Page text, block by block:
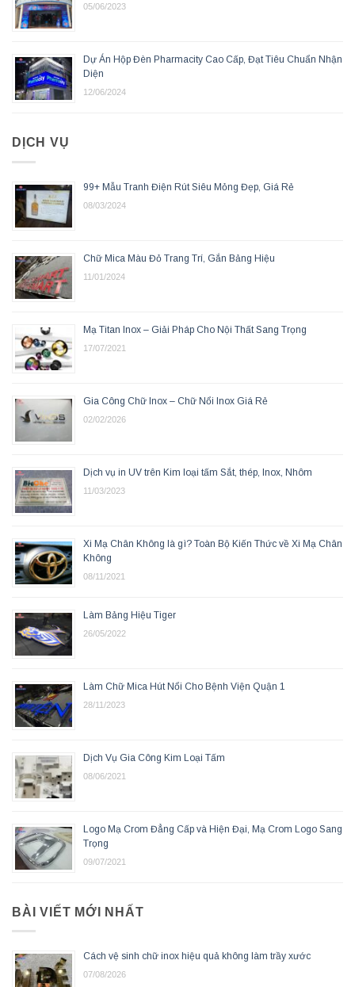
05/06/2023
Dự Án Hộp Đèn Pharmacity Cao Cấp, Đạt Tiêu Chuẩn Nhận
Diện
12/06/2024
DỊCH VỤ
99+ Mẫu Tranh Điện Rút Siêu Mỏng Đẹp, Giá Rẻ
08/03/2024
Chữ Mica Màu Đỏ Trang Trí, Gắn Bảng Hiệu
11/01/2024
Mạ Titan Inox – Giải Pháp Cho Nội Thất Sang Trọng
17/07/2021
Gia Công Chữ Inox – Chữ Nổi Inox Giá Rẻ
02/02/2026
Dịch vụ in UV trên Kim loại tấm Sắt, thép, Inox, Nhôm
11/03/2023
Xi Mạ Chân Không là gì? Toàn Bộ Kiến Thức về Xi Mạ Chân
Không
08/11/2021
Làm Bảng Hiệu Tiger
26/05/2022
Làm Chữ Mica Hút Nổi Cho Bệnh Viện Quận 1
28/11/2023
Dịch Vụ Gia Công Kim Loại Tấm
08/06/2021
Logo Mạ Crom Đẳng Cấp và Hiện Đại, Mạ Crom Logo Sang
Trọng
09/07/2021
BÀI VIẾT MỚI NHẤT
Cách vệ sinh chữ inox hiệu quả không làm trầy xước
07/08/2026